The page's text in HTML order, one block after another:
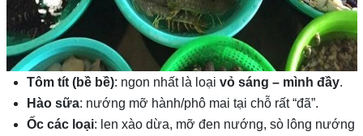
Tôm tít (bề bề): ngon nhất là loại vỏ sáng – mình đầy.
Hào sữa: nướng mỡ hành/phô mai tại chỗ rất “đã”.
Ốc các loại: len xào dừa, mỡ đen nướng, sò lông nướng